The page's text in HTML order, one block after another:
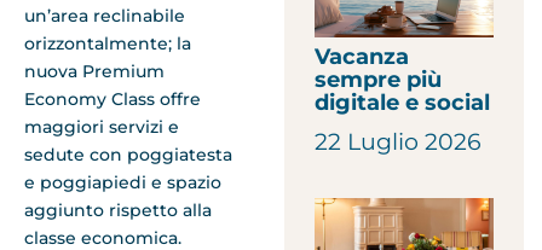
un’area reclinabile
orizzontalmente; la
nuova Premium
Economy Class offre
maggiori servizi e
sedute con poggiatesta
e poggiapiedi e spazio
aggiunto rispetto alla
classe economica.
Vacanza
sempre più
digitale e social
22 Luglio 2026